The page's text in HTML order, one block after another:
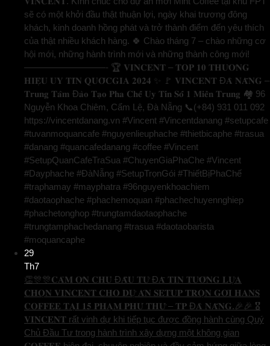
sẽ có một khởi đầu thật thuận lợi, ngày khai trương đông
khách, kinh doanh hồng phát và trở thành điểm đến yêu thích
của thật nhiều khách hàng. 🍀 Chào tháng 7 – chào những cơ
hội mới, những hành trình mới và những thành công mới!
—————————- 🏆 𝐕𝐈𝐍𝐂𝐄𝐍𝐓 – 𝐓𝐎𝐏 𝟏𝟎 𝐓𝐇𝐔̛𝐎̛𝐍𝐆
𝐇𝐈𝐄̣̂𝐔 𝐔𝐘 𝐓𝐈́𝐍 𝐐𝐔𝐎̂́𝐂𝐆𝐈𝐀 𝟐𝟎𝟐𝟒 ✨ 🚩 𝐕𝐈𝐍𝐂𝐄𝐍𝐓 Đ𝐀̀ 𝐍𝐀̆̃𝐍𝐆 –
𝐓𝐫𝐮𝐧𝐠 𝐓𝐚̂𝐦 Đ𝐚̀𝐨 𝐓𝐚̣𝐨 𝐏𝐡𝐚 𝐂𝐡𝐞̂́ 𝐔𝐲 𝐓𝐢́𝐧 𝐒𝐨̂́ 𝟏 𝐌𝐢𝐞̂̀𝐧 𝐓𝐫𝐮𝐧𝐠 🏘️ 96
Nguyễn Khoa Chiêm, Cẩm Lệ, Đà Nẵng 📞(+84) 931 011 092
https://vincentdanang.vn #Vincent #Vincentdanang #setupcafe
#tuvanmoquancafe #nguyenlieuphache #thietbicaphe #trasua
#danang #quancafedanang #coffee #Vincent
#SetupQuanCafeTraSua #ChuyenGiaPhaChe #Vincent
#Dayphache #ĐàNẵng #SetupTrọnGói #ThiếtBịPhaChế
#traphamay #mayphatra #96nguyenkhoachiem
#daotaophache #phachemoquan #phachechuyennghiep
#phachetonghop #trungtamdaotaophache
#trungtamphachedanang #trasua #daotaobarista
#moquancaphe
29
Th7
👏🎊🎊𝐂𝐀̉𝐌 𝐎̛𝐍 𝐂𝐇𝐔̉ Đ𝐀̂̀𝐔 𝐓𝐔̛ Đ𝐀̃ 𝐓𝐈𝐍 𝐓𝐔̛𝐎̛̉𝐍𝐆 𝐋𝐔̛̣𝐀
𝐂𝐇𝐎̣𝐍 𝐕𝐈𝐍𝐂𝐄𝐍𝐓 𝐂𝐇𝐎 𝐃𝐔̛̣ 𝐀́𝐍 𝐒𝐄𝐓𝐔𝐏 𝐓𝐑𝐎̣𝐍 𝐆𝐎́𝐈 𝐇𝐀𝐍𝐒
𝐂𝐎𝐅𝐅𝐄𝐄 𝐓𝐀̣𝐈 𝟏𝟓 𝐏𝐇𝐀̣𝐌 𝐏𝐇𝐔́ 𝐓𝐇𝐔̛́ – 𝐓𝐏 Đ𝐀̀ 𝐍𝐀̆̃𝐍𝐆.🎉🎉 🎖️
𝐕𝐈𝐍𝐂𝐄𝐍𝐓 rất vinh dự khi tiếp tục được đồng hành cùng Quý
Chủ Đầu Tư trong hành trình xây dựng một không gian